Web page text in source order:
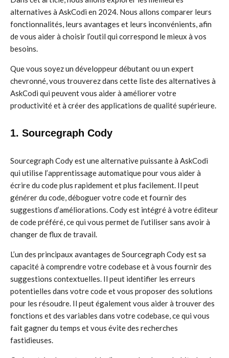
alternatives à AskCodi en 2024. Nous allons comparer leurs
fonctionnalités, leurs avantages et leurs inconvénients, afin
de vous aider à choisir l’outil qui correspond le mieux à vos
besoins.
Que vous soyez un développeur débutant ou un expert
chevronné, vous trouverez dans cette liste des alternatives à
AskCodi qui peuvent vous aider à améliorer votre
productivité et à créer des applications de qualité supérieure.
1. Sourcegraph Cody
Sourcegraph Cody est une alternative puissante à AskCodi
qui utilise l’apprentissage automatique pour vous aider à
écrire du code plus rapidement et plus facilement. Il peut
générer du code, déboguer votre code et fournir des
suggestions d’améliorations. Cody est intégré à votre éditeur
de code préféré, ce qui vous permet de l’utiliser sans avoir à
changer de flux de travail.
L’un des principaux avantages de Sourcegraph Cody est sa
capacité à comprendre votre codebase et à vous fournir des
suggestions contextuelles. Il peut identifier les erreurs
potentielles dans votre code et vous proposer des solutions
pour les résoudre. Il peut également vous aider à trouver des
fonctions et des variables dans votre codebase, ce qui vous
fait gagner du temps et vous évite des recherches
fastidieuses.